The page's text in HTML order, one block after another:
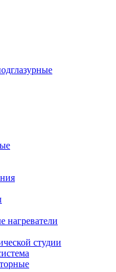
нагреватели
студии